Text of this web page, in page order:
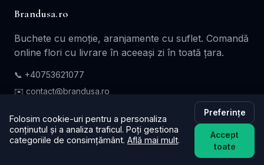
Brandusa.ro
Buchete cu emoție, aranjamente cu suflet. Comandă
online flori cu livrare în aceeași zi în toată țara.
📞 +40753621077
✉️ contact@brandusa.ro
Servicii
Folosim cookie-uri pentru a personaliza
conținutul și a analiza traficul. Poți gestiona
categoriile de consimțământ. Află mai mult.
Preferințe
Accept
toate